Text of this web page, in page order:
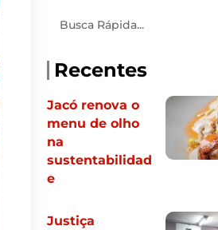
Recentes
Jacó renova o
menu de olho
na
sustentabilidad
e
Justiça